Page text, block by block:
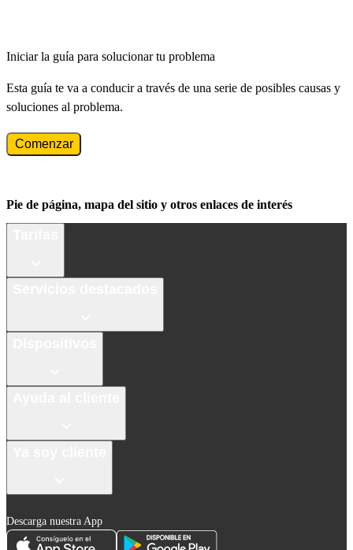
Iniciar la guía para solucionar tu problema
Esta guía te va a conducir a través de una serie de posibles causas y
soluciones al problema.
Comenzar
Pie de página, mapa del sitio y otros enlaces de interés
Descarga nuestra App